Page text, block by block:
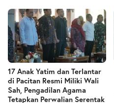
17 Anak Yatim dan Terlantar
di Pacitan Resmi Miliki Wali
Sah, Pengadilan Agama
Tetapkan Perwalian Serentak